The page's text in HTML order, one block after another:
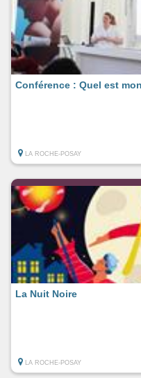
Conférence : Quel est
LA ROCHE-POSAY
La Nuit Noire
LA ROCHE-POSAY